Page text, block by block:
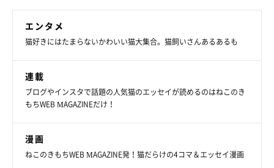
エンタメ
猫好きにはたまらないかわいい猫大集合。猫飼いさんあるあるも
連載
ブログやインスタで話題の人気猫のエッセイが読めるのはねこのき
もちWEB MAGAZINEだけ！
漫画
ねこのきもちWEB MAGAZINE発！猫だらけの4コマ＆エッセイ漫画